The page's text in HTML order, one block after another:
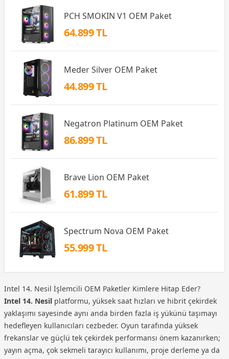
PCH SMOKIN V1 OEM Paket
64.899 TL
Meder Silver OEM Paket
44.899 TL
Negatron Platinum OEM Paket
86.899 TL
Brave Lion OEM Paket
61.899 TL
Spectrum Nova OEM Paket
55.999 TL
Intel 14. Nesil İşlemcili OEM Paketler Kimlere Hitap Eder?
Intel 14. Nesil platformu, yüksek saat hızları ve hibrit çekirdek
yaklaşımı sayesinde aynı anda birden fazla iş yükünü taşımayı
hedefleyen kullanıcıları cezbeder. Oyun tarafında yüksek
frekanslar ve güçlü tek çekirdek performansı önem kazanırken;
yayın açma, çok sekmeli tarayıcı kullanımı, proje derleme ya da